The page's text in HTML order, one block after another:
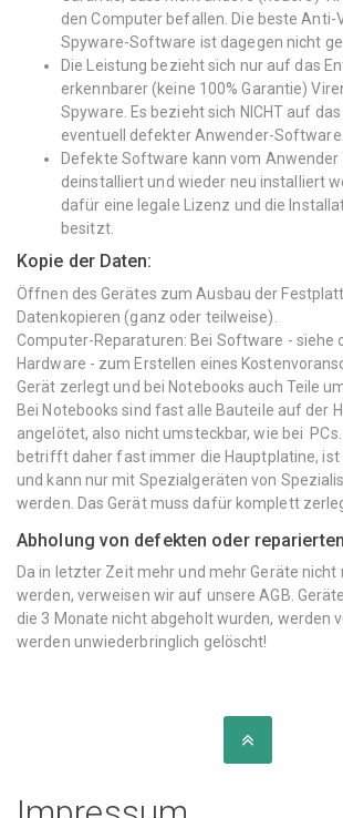
den Computer befallen. Die beste Anti-
Spyware-Software ist dagegen nicht
Die Leistung bezieht sich nur auf das
erkennbarer (keine 100% Garantie)
Spyware. Es bezieht sich NICHT auf
eventuell defekter Anwender-Software.
Defekte Software kann vom Anwender
deinstalliert und wieder neu installiert
dafür eine legale Lizenz und die
besitzt.
Kopie der Daten:
Öffnen des Gerätes zum Ausbau der
Datenkopieren (ganz oder teilweise).
Computer-Reparaturen: Bei Software - siehe
Hardware - zum Erstellen eines
Gerät zerlegt und bei Notebooks auch Teile
Bei Notebooks sind fast alle Bauteile auf der
angelötet, also nicht umsteckbar, wie bei
betrifft daher fast immer die Hauptplatine, ist
und kann nur mit Spezialgeräten von
werden. Das Gerät muss dafür komplett
Abholung von defekten oder
Da in letzter Zeit mehr und mehr Geräte
werden, verweisen wir auf unsere AGB. Geräte
die 3 Monate nicht abgeholt wurden, werden
werden unwiederbringlich gelöscht!